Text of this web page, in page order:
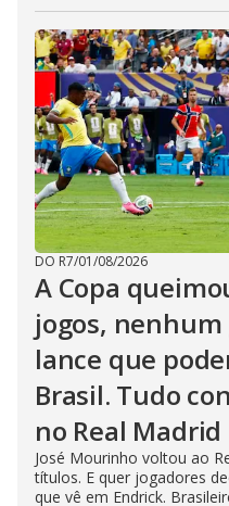
DO R7/01/08/2026
A Copa
jogos, nenhum
lance que
Brasil. Tudo
no Real Madrid
José Mourinho voltou ao
títulos. E quer jogadores
que vê em Endrick.